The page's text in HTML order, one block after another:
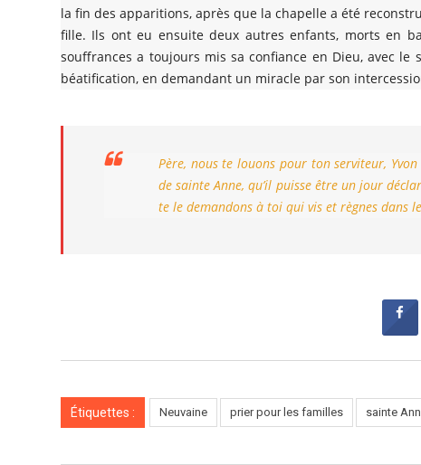
la fin des apparitions, après que la chapelle a été
fille. Ils ont eu ensuite deux autres enfants, morts en
souffrances a toujours mis sa confiance en Dieu, avec
béatification, en demandant un miracle par son
Père, nous te louons pour ton serviteur,
de sainte Anne, qu’il puisse être un jour
te le demandons à toi qui vis et règnes dans
Étiquettes : Neuvaine prier pour les familles sainte